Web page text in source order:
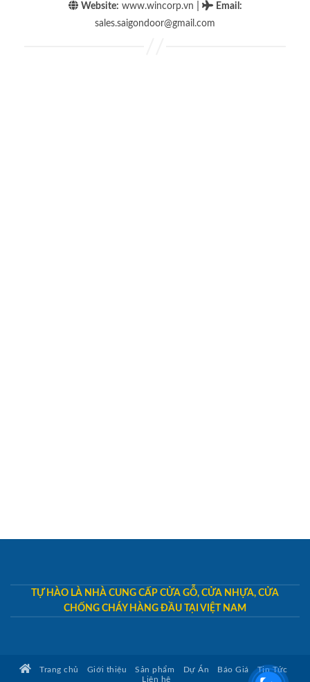
Website: www.wincorp.vn Email :
sales.saigondoor@gmail.com
TỰ HÀO LÀ NHÀ CUNG CẤP CỬA GỖ, CỬA NHỰA, CỬA
CHỐNG CHÁY HÀNG ĐẦU TẠI VIỆT NAM
Trang chủ Giới thiệu Sản phẩm Dự Án Báo Giá
Tin Tức
Liên hệ